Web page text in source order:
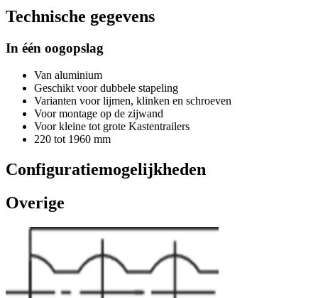
Technische gegevens
In één oogopslag
Van aluminium
Geschikt voor dubbele stapeling
Varianten voor lijmen, klinken en schroeven
Voor montage op de zijwand
Voor kleine tot grote Kastentrailers
220 tot 1960 mm
Configuratiemogelijkheden
Overige